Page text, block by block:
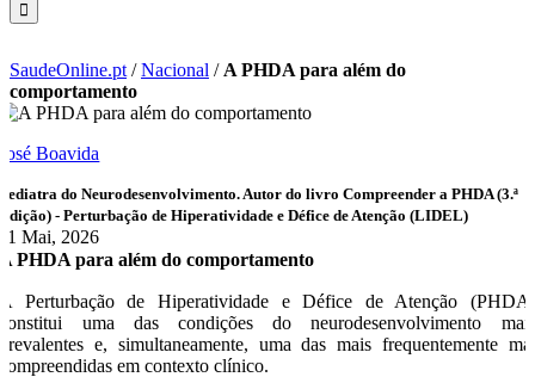
SaudeOnline.pt /Nacional / A PHDA para além do
comportamento
José Boavida
Pediatra do Neurodesenvolvimento. Autor do livro Compreender a PHDA (3.ª
Edição) - Perturbação de Hiperatividade e Défice de Atenção (LIDEL)
11 Mai, 2026
A PHDA para além do comportamento
A Perturbação de Hiperatividade e Défice de Atenção (PHDA)
constitui uma das condições do neurodesenvolvimento mais
prevalentes e, simultaneamente, uma das mais frequentemente mal
compreendidas em contexto clínico.